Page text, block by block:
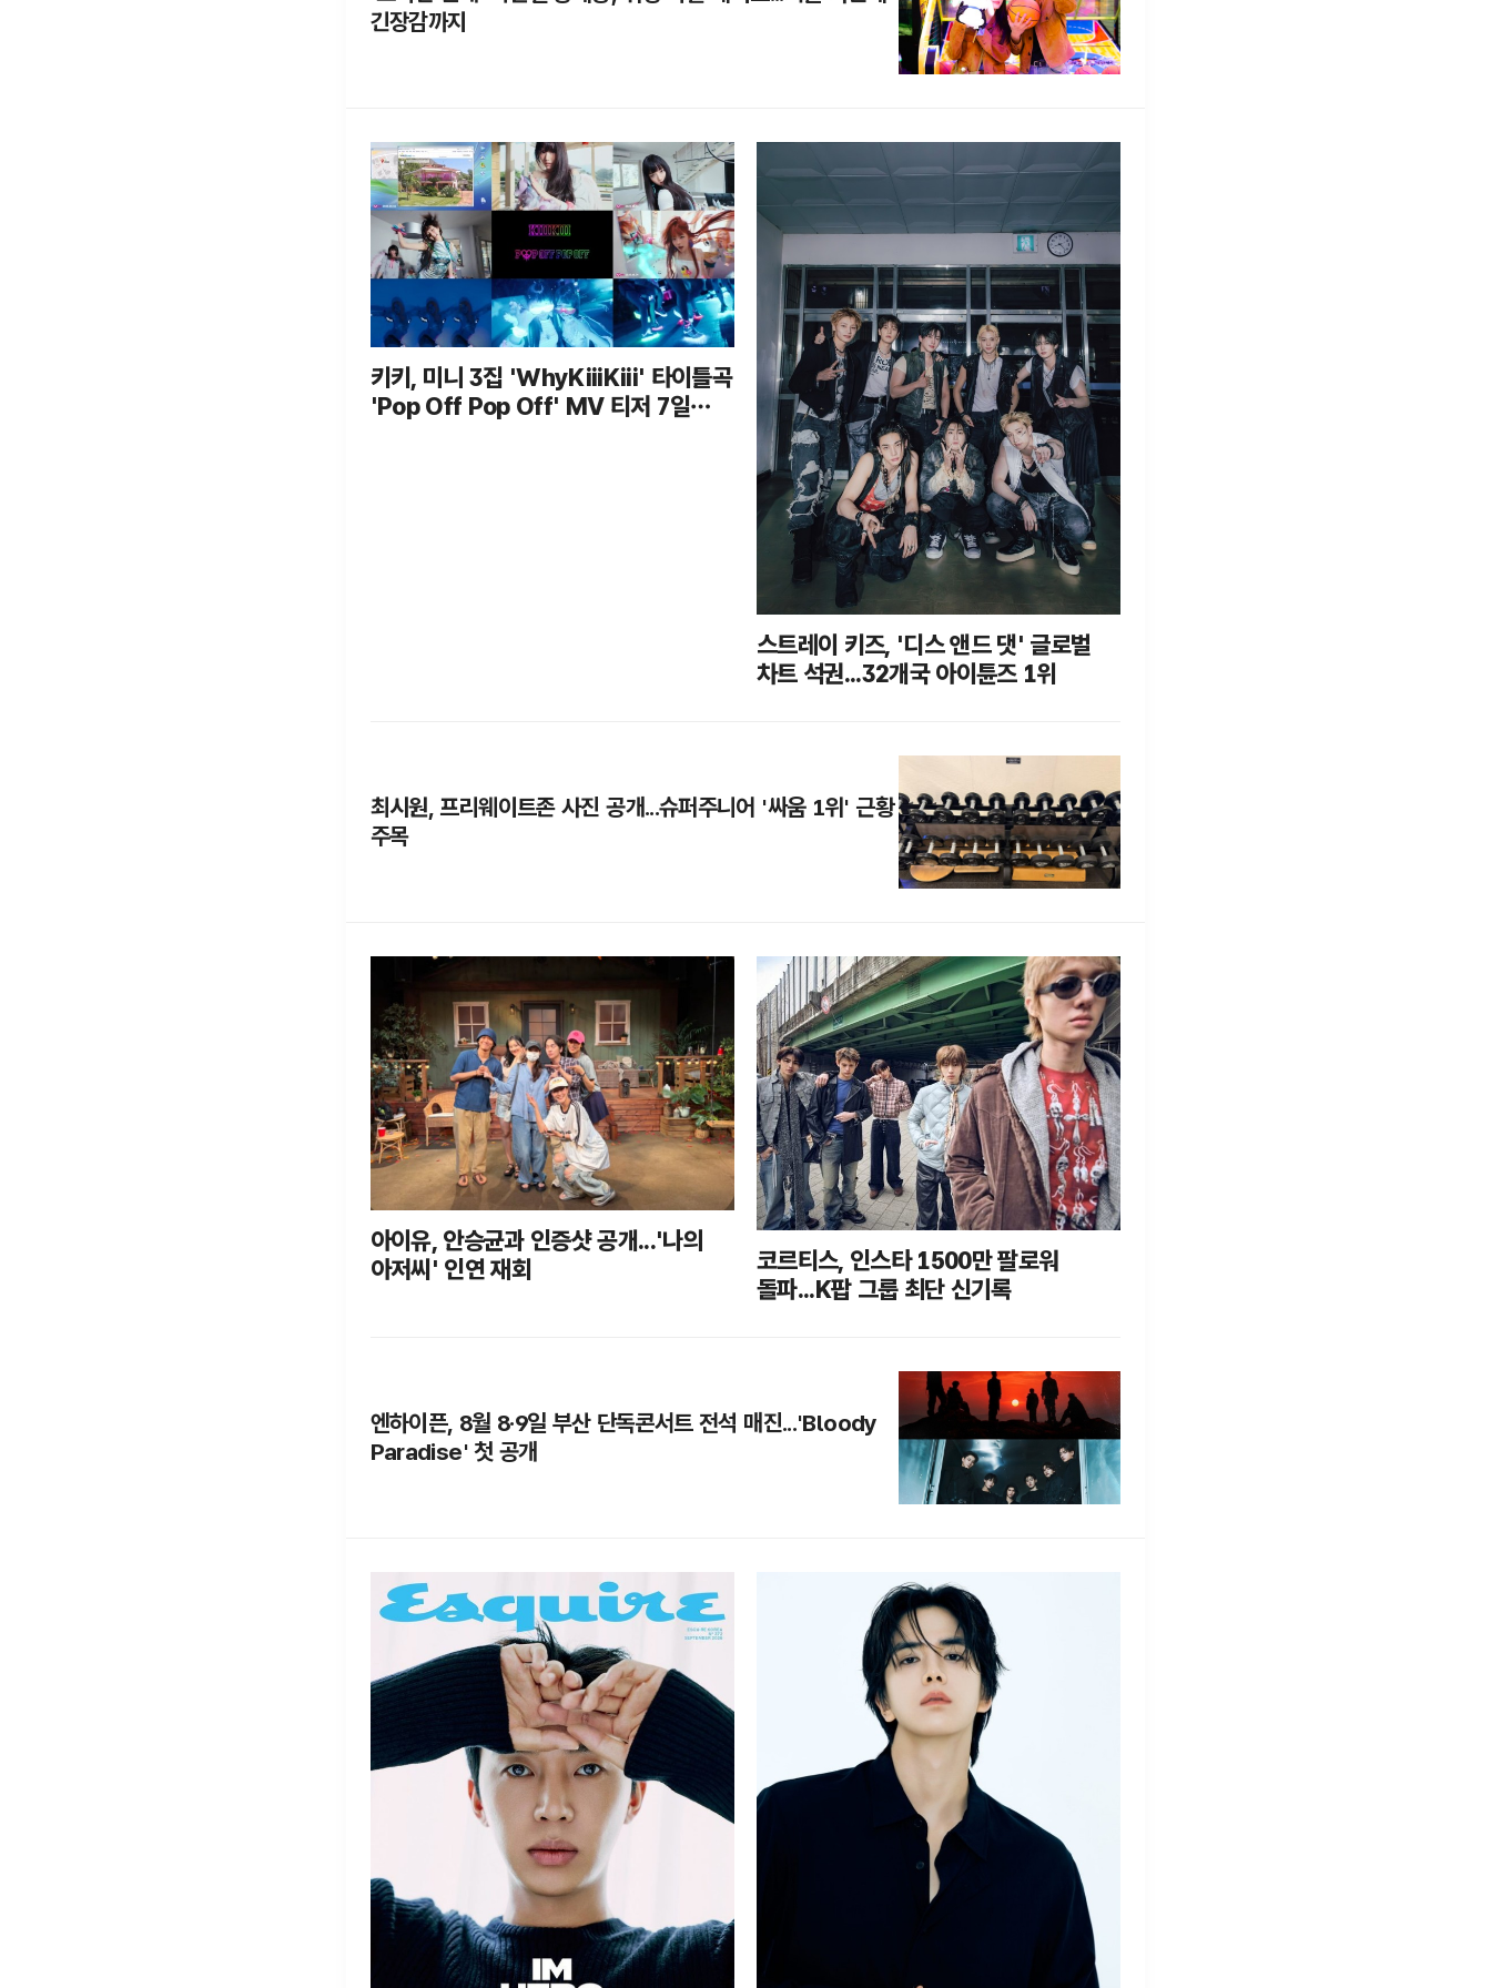
긴장감까지
키키, 미니 3집 'WhyKiiiKiii' 타이틀곡
'Pop Off Pop Off' MV 티저 7일
스트레이 키즈, '디스 앤드 댓' 글로벌
차트 석권...32개국 아이튠즈 1위
최시원, 프리웨이트존 사진 공개...슈퍼주니어 '싸움 1위' 근황
주목
아이유, 안승균과 인증샷 공개...'나의
아저씨' 인연 재회
코르티스, 인스타 1500만 팔로워
돌파...K팝 그룹 최단 신기록
엔하이픈, 8월 8·9일 부산 단독콘서트 전석 매진...'Bloody
Paradise' 첫 공개